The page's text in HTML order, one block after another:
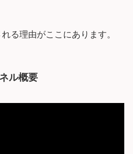
る理由がここにあります。
ル概要